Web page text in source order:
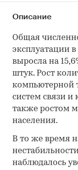
Описание
Общая
эксплуатации в
выросла на
штук. Рост
компьютерной
систем связи и
также ростом
населения.
В то же время
наблюдалось